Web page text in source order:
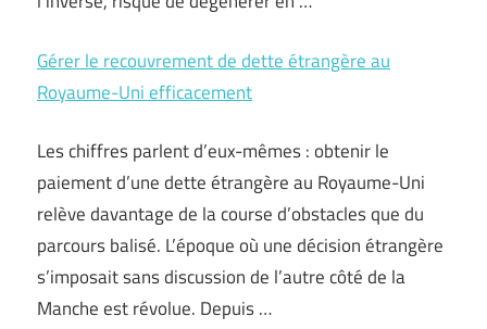
Gérer le recouvrement de dette étrangère au
Royaume-Uni efficacement
Les chiffres parlent d’eux-mêmes : obtenir le
paiement d’une dette étrangère au Royaume-Uni
relève davantage de la course d’obstacles que du
parcours balisé. L’époque où une décision étrangère
s’imposait sans discussion de l’autre côté de la
Manche est révolue. Depuis …